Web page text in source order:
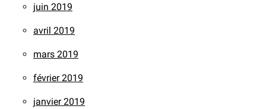
juin 2019
avril 2019
mars 2019
février 2019
janvier 2019